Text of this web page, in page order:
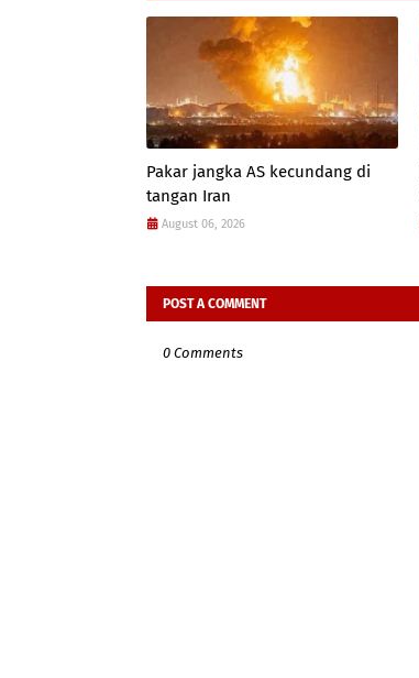
Pakar jangka AS kecundang di
tangan Iran
August 06, 2026
POST A COMMENT
0 Comments